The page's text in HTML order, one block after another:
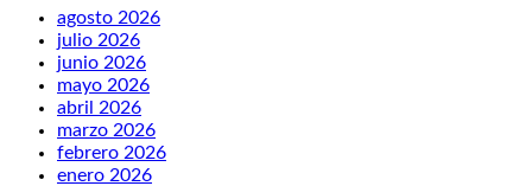
agosto 2026
julio 2026
junio 2026
mayo 2026
abril 2026
marzo 2026
febrero 2026
enero 2026